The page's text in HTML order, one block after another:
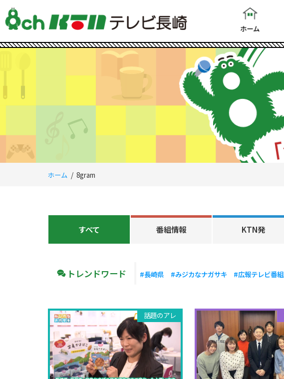
ホーム 8gram
すべて 番組情報 KTN発
トレンドワード #長崎県 #みジカなナガサキ #広報テレビ番組
話題のアレ